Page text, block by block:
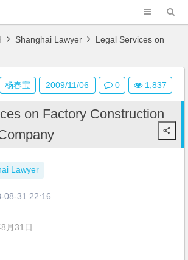
Shanghai Lawyer Legal Services on
of Surteco Company
on Factory Construction
Lawyer
08-31 22:16
月31日
杨春宝 2009/11/06 0 1,837